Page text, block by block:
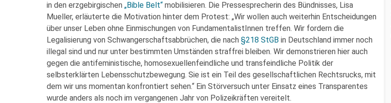
in den erzgebirgischen „Bible Belt“ mobilisieren. Die Pressesprecherin des Bündnisses, Lisa
Mueller, erläuterte die Motivation hinter dem Protest: „Wir wollen auch weiterhin Entscheidungen
über unser Leben ohne Einmischungen von FundamentalistInnen treffen. Wir fordern die
Legalisierung von Schwangerschaftsabbrüchen, die nach §218 StGB in Deutschland immer noch
illegal sind und nur unter bestimmten Umständen straffrei bleiben. Wir demonstrieren hier auch
gegen die antifeministische, homosexuellenfeindliche und transfeindliche Politik der
selbsterklärten Lebensschutzbewegung. Sie ist ein Teil des gesellschaftlichen Rechtsrucks, mit
dem wir uns momentan konfrontiert sehen.“ Ein Störversuch unter Einsatz eines Transparentes
wurde anders als noch im vergangenen Jahr von Polizeikräften vereitelt.